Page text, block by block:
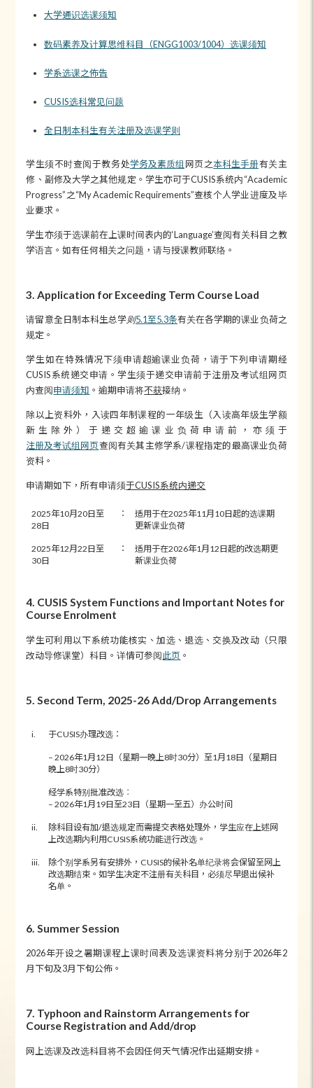
大学通识选课须知
数码素养及计算思维科目（ENGG1003/1004）选课须知
学系选课之佈告
CUSIS选科常见问题
全日制本科生有关注册及选课学则
学生须不时查阅于教务处学务及素质组 网页之本科生手册有关主
修、副修及大学之其他规定。学生亦可于CUSIS系统内“Academic
Progress”之“My Academic Requirements”查核个人学业进度及毕
业要求。
学生亦须于选课前在上课时间表内的‘Language’查阅有关科目之教
学语言。如有任何相关之问题，请与授课教师联络。
3. Application for Exceeding Term Course Load
请留意全日制本科生总学则5.1至5.3条有关在各学期的课业负荷之
规定。
学生如在特殊情况下须申请超逾课业负荷，请于下列申请期经
CUSIS系统递交申请。学生须于递交申请前于注册及考试组网页
内查阅申请须知 。逾期申请将不获接纳。
除以上资料外，入读四年制课程的一年级生（入读高年级生学额
新生除外）于递交超逾课业负荷申请前，亦须于
注册及考试组网页查阅有关其主修学系/课程指定的最高课业负荷
资料。
申请期如下，所有申请须于CUSIS系统内递交
2025年10月20日至
28日
：
适用于在2025年11月10日起的选课期
更新课业负荷
2025年12月22日至
30日
：
适用于在2026年1月12日起的改选期更
新课业负荷
4. CUSIS System Functions and Important Notes for
Course Enrolment
学生可利用以下系统功能核实、加选、退选、交换及改动（只限
改动导修课堂）科目。详情可参阅此页 。
5. Second Term, 2025-26 Add/Drop Arrangements
i. 于CUSIS办理改选：
– 2026年1月12日（星期一晚上8时30分）至1月18日（星期日
晚上8时30分）
经学系特别批准改选︰
– 2026年1月19日至23日（星期一至五）办公时间
ii.
除科目设有加/退选规定而需提交表格处理外，学生应在上述网
上改选期内利用CUSIS系统功能进行改选。
iii.
除个别学系另有安排外，CUSIS的候补名单纪录将会保留至网上
改选期结束。如学生决定不注册有关科目，必须尽早退出候补
名单。
6. Summer Session
2026年开设之暑期课程上课时间表及选课资料将分别于2026年2
月下旬及3月下旬公佈。
7. Typhoon and Rainstorm Arrangements for
Course Registration and Add/drop
网上选课及改选科目将不会因任何天气情况作出延期安排。